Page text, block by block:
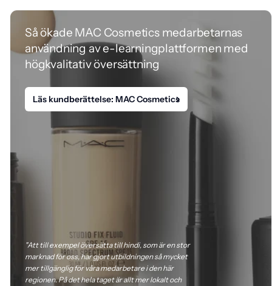
Så ökade MAC Cosmetics medarbetarnas
användning av e-learningplattformen med
högkvalitativ översättning
Läs kundberättelse: MAC Cosmetics
"Att till exempel översätta till hindi, som är en stor
marknad för oss, har gjort utbildningen så mycket
mer tillgänglig för våra medarbetare i den här
regionen. På det hela taget är allt mer lokalt och